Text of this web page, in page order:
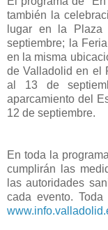
también la
lugar en la
septiembre; la
en la misma
de Valladolid en el
al 13 de
aparcamiento del
12 de septiembre.
En toda la
cumplirán las
las autoridades
cada evento.